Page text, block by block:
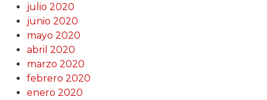
julio 2020
junio 2020
mayo 2020
abril 2020
marzo 2020
febrero 2020
enero 2020